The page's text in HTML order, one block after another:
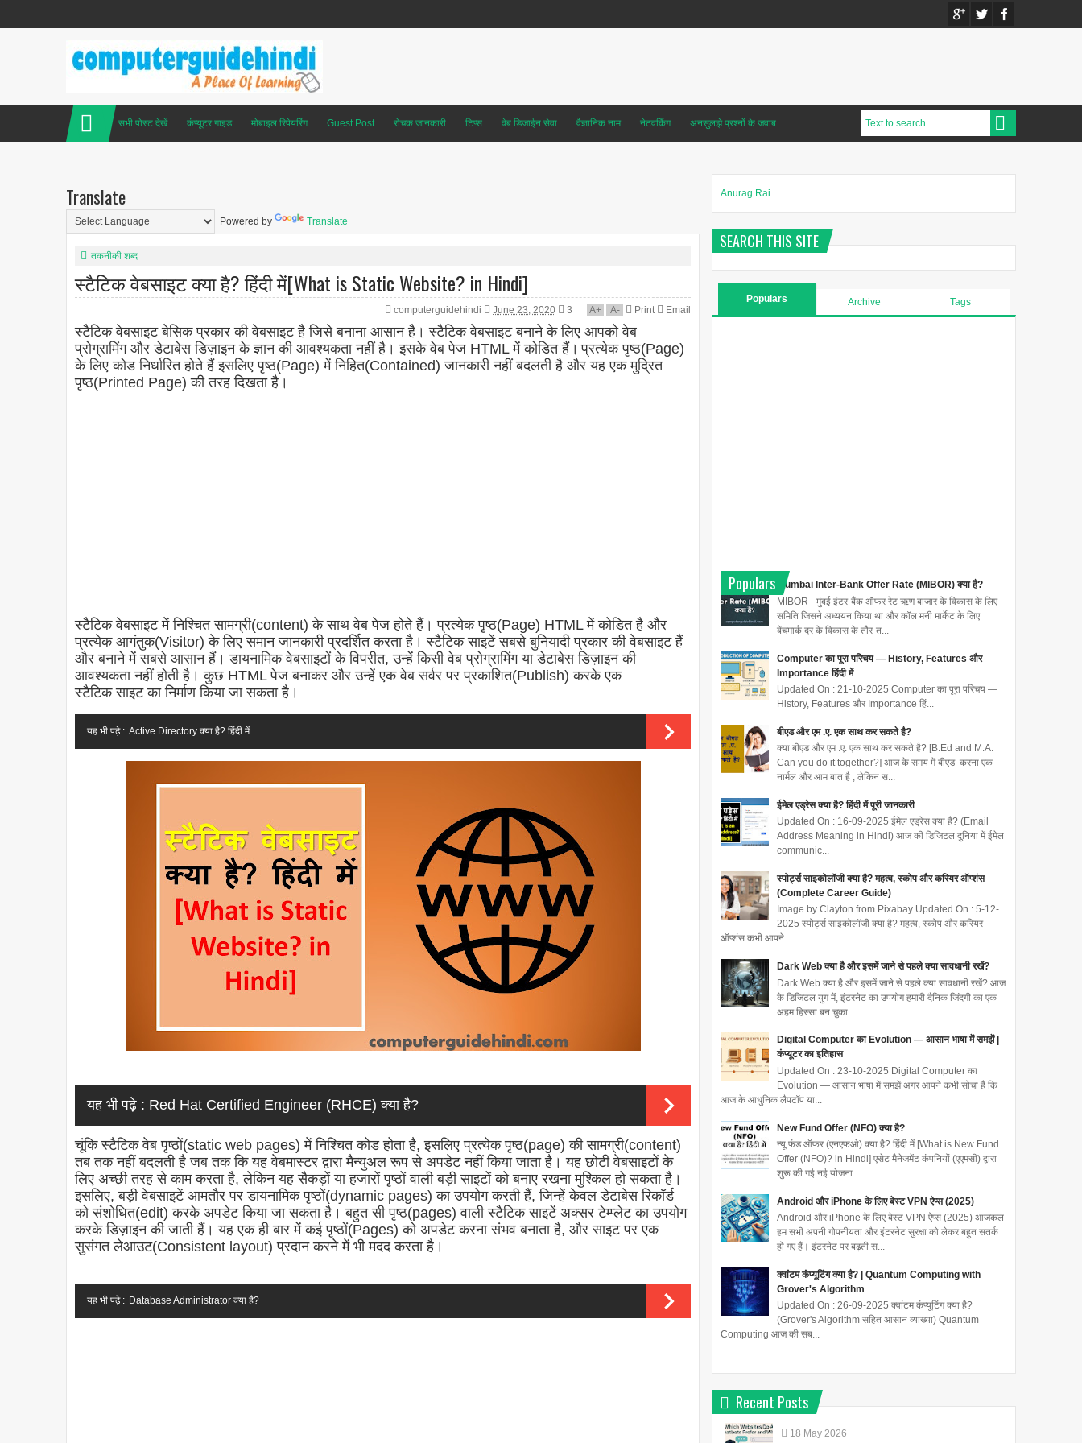
सभी पोस्ट देखें कंप्यूटर गाइड मोबाइल रिपेयरिंग Guest Post रोचक जानकारी टिप्स वेब डिजाईन सेवा वैज्ञानिक नाम नेटवर्किंग अनसुलझे प्रश्नों के जवाब
Translate
Powered by Translate
तकनीकी शब्द
स्टैटिक वेबसाइट क्या है? हिंदी में[What is Static Website? in Hindi]
computerguidehindi June 23, 2020 3 A+ A- Print Email
स्टैटिक वेबसाइट बेसिक प्रकार की वेबसाइट है जिसे बनाना आसान है। स्टैटिक वेबसाइट बनाने के लिए आपको वेब
प्रोग्रामिंग और डेटाबेस डिज़ाइन के ज्ञान की आवश्यकता नहीं है। इसके वेब पेज HTML में कोडित हैं। प्रत्येक पृष्ठ(Page)
के लिए कोड निर्धारित होते हैं इसलिए पृष्ठ(Page) में निहित(Contained) जानकारी नहीं बदलती है और यह एक मुद्रित
पृष्ठ(Printed Page) की तरह दिखता है।
स्टैटिक वेबसाइट में निश्चित सामग्री(content) के साथ वेब पेज होते हैं। प्रत्येक पृष्ठ(Page) HTML में कोडित है और
प्रत्येक आगंतुक(Visitor) के लिए समान जानकारी प्रदर्शित करता है। स्टैटिक साइटें सबसे बुनियादी प्रकार की वेबसाइट हैं
और बनाने में सबसे आसान हैं। डायनामिक वेबसाइटों के विपरीत, उन्हें किसी वेब प्रोग्रामिंग या डेटाबेस डिज़ाइन की
आवश्यकता नहीं होती है। कुछ HTML पेज बनाकर और उन्हें एक वेब सर्वर पर प्रकाशित(Publish) करके एक
स्टैटिक साइट का निर्माण किया जा सकता है।
यह भी पढ़े : Active Directory क्या है? हिंदी में
यह भी पढ़े : Red Hat Certified Engineer (RHCE) क्या है?
चूंकि स्टैटिक वेब पृष्ठों(static web pages) में निश्चित कोड होता है, इसलिए प्रत्येक पृष्ठ(page) की सामग्री(content)
तब तक नहीं बदलती है जब तक कि यह वेबमास्टर द्वारा मैन्युअल रूप से अपडेट नहीं किया जाता है। यह छोटी वेबसाइटों के
लिए अच्छी तरह से काम करता है, लेकिन यह सैकड़ों या हजारों पृष्ठों वाली बड़ी साइटों को बनाए रखना मुश्किल हो सकता है।
इसलिए, बड़ी वेबसाइटें आमतौर पर डायनामिक पृष्ठों(dynamic pages) का उपयोग करती हैं, जिन्हें केवल डेटाबेस रिकॉर्ड
को संशोधित(edit) करके अपडेट किया जा सकता है। बहुत सी पृष्ठ(pages) वाली स्टैटिक साइटें अक्सर टेम्प्लेट का उपयोग
करके डिज़ाइन की जाती हैं। यह एक ही बार में कई पृष्ठों(Pages) को अपडेट करना संभव बनाता है, और साइट पर एक
सुसंगत लेआउट(Consistent layout) प्रदान करने में भी मदद करता है।
यह भी पढ़े : Database Administrator क्या है?
Anurag Rai
SEARCH THIS SITE
Populars Archive Tags
Populars
Mumbai Inter-Bank Offer Rate (MIBOR) क्या है?
MIBOR - मुंबई इंटर-बैंक ऑफर रेट ऋण बाजार के विकास के लिए
समिति जिसने अध्ययन किया था और कॉल मनी मार्केट के लिए
बेंचमार्क दर के विकास के तौर-त...
Computer का पूरा परिचय — History, Features और
Importance हिंदी में
Updated On : 21-10-2025 Computer का पूरा परिचय —
History, Features और Importance हिं...
बीएड और एम .ए. एक साथ कर सकते है?
क्या बीएड और एम .ए. एक साथ कर सकते है? [B.Ed and M.A.
Can you do it together?] आज के समय में बीएड करना एक
नार्मल और आम बात है , लेकिन स...
ईमेल एड्रेस क्या है? हिंदी में पूरी जानकारी
Updated On : 16-09-2025 ईमेल एड्रेस क्या है? (Email
Address Meaning in Hindi) आज की डिजिटल दुनिया में ईमेल
communic...
स्पोर्ट्स साइकोलॉजी क्या है? महत्व, स्कोप और करियर ऑप्शंस
(Complete Career Guide)
Image by Clayton from Pixabay Updated On : 5-12-
2025 स्पोर्ट्स साइकोलॉजी क्या है? महत्व, स्कोप और करियर
ऑप्शंस कभी आपने ...
Dark Web क्या है और इसमें जाने से पहले क्या सावधानी रखें?
Dark Web क्या है और इसमें जाने से पहले क्या सावधानी रखें? आज
के डिजिटल युग में, इंटरनेट का उपयोग हमारी दैनिक जिंदगी का एक
अहम हिस्सा बन चुका...
Digital Computer का Evolution — आसान भाषा में समझें |
कंप्यूटर का इतिहास
Updated On : 23-10-2025 Digital Computer का
Evolution — आसान भाषा में समझें अगर आपने कभी सोचा है कि
आज के आधुनिक लैपटॉप या...
New Fund Offer (NFO) क्या है?
न्यू फंड ऑफर (एनएफओ) क्या है? हिंदी में [What is New Fund
Offer (NFO)? in Hindi] एसेट मैनेजमेंट कंपनियों (एएमसी) द्वारा
शुरू की गई नई योजना ...
Android और iPhone के लिए बेस्ट VPN ऐप्स (2025)
Android और iPhone के लिए बेस्ट VPN ऐप्स (2025) आजकल
हम सभी अपनी गोपनीयता और इंटरनेट सुरक्षा को लेकर बहुत सतर्क
हो गए हैं। इंटरनेट पर बढ़ती स...
क्वांटम कंप्यूटिंग क्या है? | Quantum Computing with
Grover's Algorithm
Updated On : 26-09-2025 क्वांटम कंप्यूटिंग क्या है?
(Grover's Algorithm सहित आसान व्याख्या) Quantum
Computing आज की सब...
Recent Posts
18 May 2026